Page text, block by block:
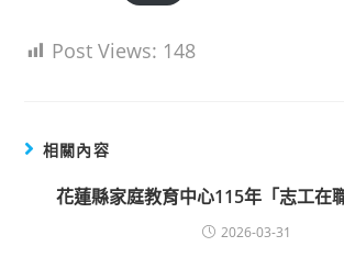
Post Views: 148
相關內容
花蓮縣家庭教育中心115年「志工在
2026-03-31